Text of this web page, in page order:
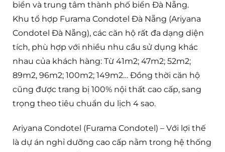
biển và trung tâm thành phố biển Đà Nẵng.
Khu tổ hợp Furama Condotel Đà Nẵng (Ariyana
Condotel Đà Nẵng), các căn hộ rất đa dạng diện
tích, phù hợp với nhiều nhu cầu sử dụng khác
nhau của khách hàng: Từ 41m2; 47m2; 52m2;
89m2, 96m2; 100m2; 149m2… Đồng thời căn hộ
cũng được trang bị 100% nội thất cao cấp, sang
trọng theo tiêu chuẩn du lịch 4 sao.
Ariyana Condotel (Furama Condotel) – Với lợi thế
là dự án nghỉ dưỡng cao cấp nằm trong hệ thống